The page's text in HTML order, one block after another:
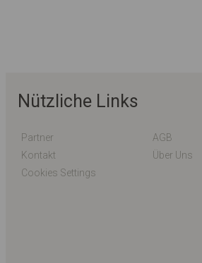
Nützliche Links
Partner
AGB
Kontakt
Über Uns
Cookies Settings